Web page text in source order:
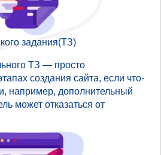
задания(ТЗ)
ТЗ — просто
создания сайта, если что-
например, дополнительный
может отказаться от